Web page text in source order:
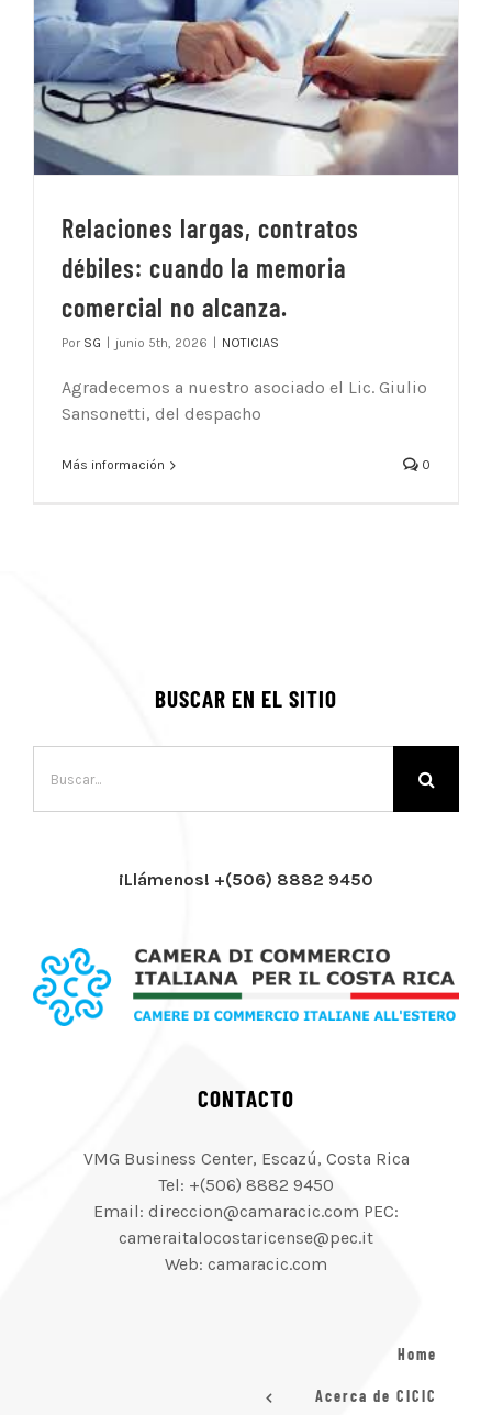
Relaciones largas, contratos
débiles: cuando la memoria
comercial no alcanza.
Por SG junio 5th, 2026 NOTICIAS
Agradecemos a nuestro asociado el Lic. Giulio
Sansonetti, del despacho
Más información 0
BUSCAR EN EL SITIO
¡Llámenos! +(506) 8882 9450
CONTACTO
VMG Business Center, Escazú, Costa Rica
Tel: +(506) 8882 9450
Email: direccion@camaracic.com PEC:
cameraitalocostaricense@pec.it
Web: camaracic.com
Home
Acerca de CICIC